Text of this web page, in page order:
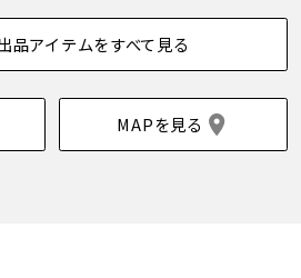
品アイテムをすべて見る
MAPを見る